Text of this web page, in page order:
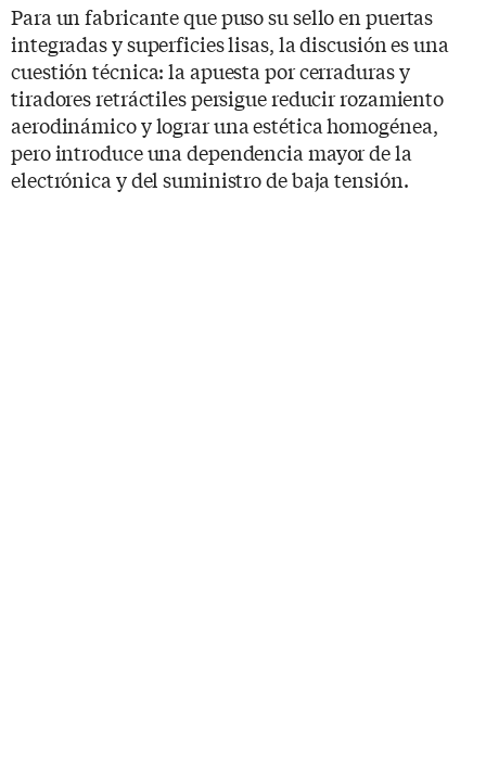
Para un fabricante que puso su sello en puertas
integradas y superficies lisas, la discusión es una
cuestión técnica: la apuesta por cerraduras y
tiradores retráctiles persigue reducir rozamiento
aerodinámico y lograr una estética homogénea,
pero introduce una dependencia mayor de la
electrónica y del suministro de baja tensión.